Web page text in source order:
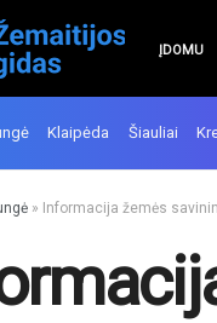
ĮDOMU
Klaipėda Šiauliai
» Informacija žemės